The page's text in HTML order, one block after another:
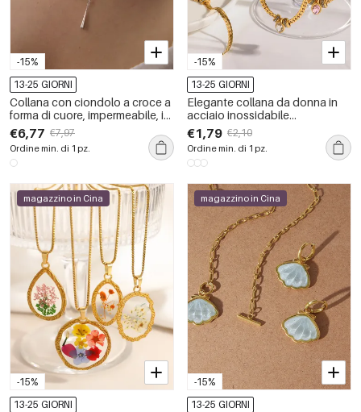
-15%
13-25 GIORNI
Collana con ciondolo a croce a
forma di cuore, impermeabile, in
acciaio inossidabile color oro
con zirconi, serie Romantic
Series.
€6,77 €7,97
Ordine min. di 1 pz.
-15%
13-25 GIORNI
Elegante collana da donna in
acciaio inossidabile
impermeabile color oro con
zirconi.
€1,79 €2,10
Ordine min. di 1 pz.
-15%
magazzino in Cina
13-25 GIORNI
-15%
magazzino in Cina
13-25 GIORNI